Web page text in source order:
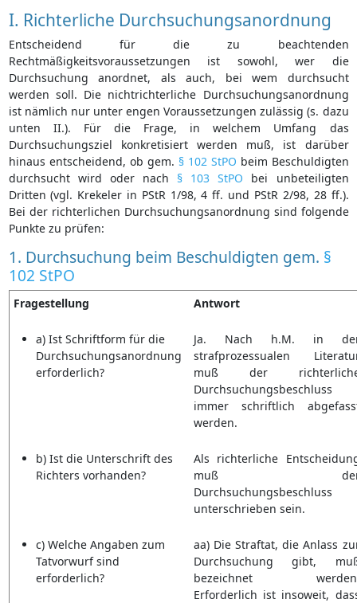
I. Richterliche Durchsuchungsanordnung
Entscheidend für die zu beachtenden
Rechtmäßigkeitsvoraussetzungen ist sowohl, wer die
Durchsuchung anordnet, als auch, bei wem durchsucht
werden soll. Die nichtrichterliche Durchsuchungsanordnung
ist nämlich nur unter engen Voraussetzungen zulässig (s. dazu
unten II.). Für die Frage, in welchem Umfang das
Durchsuchungsziel konkretisiert werden muß, ist darüber
hinaus entscheidend, ob gem. § 102 StPO beim Beschuldigten
durchsucht wird oder nach § 103 StPO bei unbeteiligten
Dritten (vgl. Krekeler in PStR 1/98, 4 ff. und PStR 2/98, 28 ff.).
Bei der richterlichen Durchsuchungsanordnung sind folgende
Punkte zu prüfen:
1. Durchsuchung beim Beschuldigten gem. §
102 StPO
Fragestellung Antwort
a) Ist Schriftform für die
Durchsuchungsanordnung
erforderlich?
Ja. Nach h.M. in
strafprozessualen
muß der
Durchsuchungsbeschluss
immer schriftlich
werden.
b) Ist die Unterschrift des
Richters vorhanden?
Als richterliche
muß
Durchsuchungsbeschluss
unterschrieben sein.
c) Welche Angaben zum
Tatvorwurf sind
erforderlich?
aa) Die Straftat, die Anlass
Durchsuchung gibt,
bezeichnet
Erforderlich ist insoweit,